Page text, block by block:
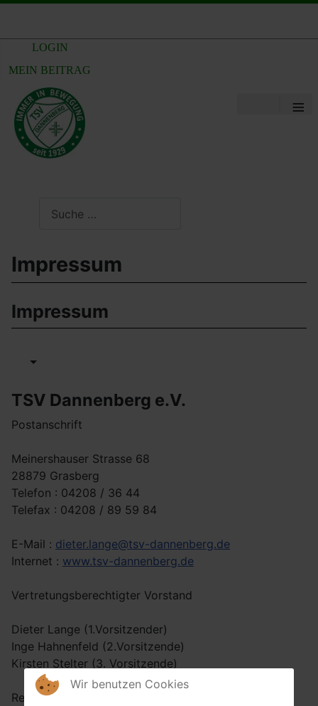
LOGIN
MEIN BEITRAG
≡
Impressum
Impressum
TSV Dannenberg e.V.
Postanschrift
Meinershauser Strasse 68
28879 Grasberg
Telefon : 04208 / 36 44
Telefax : 04208 / 89 59 84
E-Mail : dieter.lange@tsv-dannenberg.de
Internet : www.tsv-dannenberg.de
Vertretungsberechtigter Vorstand
Dieter Lange (1.Vorsitzender)
Inge Hahnenfeld (2.Vorsitzende)
Kirsten Stelter (3. Vorsitzende)
Registergericht Walsrode
Wir benutzen Cookies